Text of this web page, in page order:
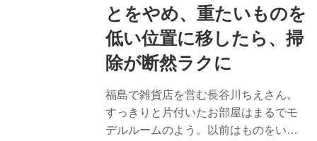
とをやめ、重たいものを
低い位置に移したら、掃
除が断然ラクに
福島で雑貨店を営む長谷川ちえさん。
すっきりと片付いたお部屋はまるでモ
デルルームのよう。以前はものをいろ